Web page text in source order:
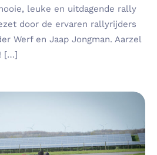
leuke en uitdagende rally
door de ervaren rallyrijders
Werf en Jaap Jongman. Aarzel
[…]